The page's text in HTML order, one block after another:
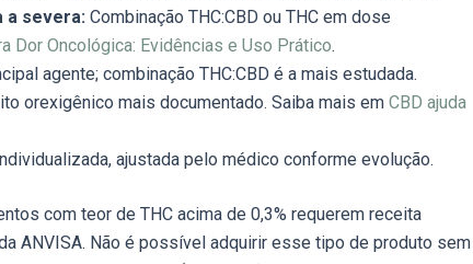
a severa: Combinação THC:CBD ou THC em dose
Dor Oncológica: Evidências e Uso Prático.
agente; combinação THC:CBD é a mais estudada.
orexigênico mais documentado. Saiba mais em CBD ajuda
ajustada pelo médico conforme evolução.
com teor de THC acima de 0,3% requerem receita
ANVISA. Não é possível adquirir esse tipo de produto sem